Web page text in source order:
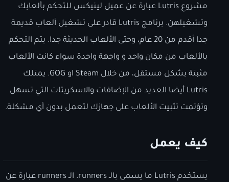
مشروع Lutris عبارة عن عميل لينيكس للتحكم بألعابك
وتشغيلهن. برنامج Lutris قادر على تشغيل ألعاب قديمة
جدا أقدم من 20 عام، وحتى الألعاب الحديثة جدا. يتم التحكم
بالألعاب من مكان واحد و واجهة واحدة سواء كانت الألعاب
مثبتة بشكل مستقل، من خلال Steam او GOG. يمتلك
Lutris أيضا العديد من الإضافات والاسكربتات التي تسهل
وتؤتمت تثبيت اﻷلعاب على جهازك لتعمل بدون أي مشكلة.
كيف يعمل
يستخدم Lutris ما يسمى بالـ runners. الـ runners عبارة عن